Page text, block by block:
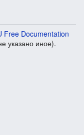
Free Documentation
указано иное).